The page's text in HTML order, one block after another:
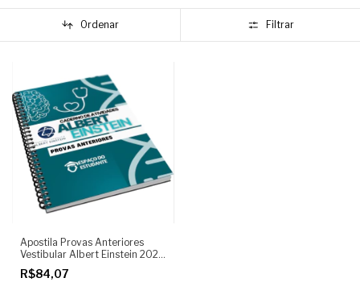
Ordenar Filtrar
Apostila Provas Anteriores
Vestibular Albert Einstein 2025
+ Gabarito Oficial
R$84,07